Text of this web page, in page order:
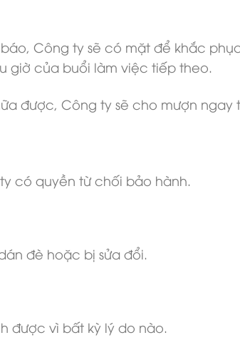
Công ty sẽ có mặt để khắc
giờ của buổi làm việc tiếp theo.
được, Công ty sẽ cho mượn ngay
có quyền từ chối bảo hành.
đè hoặc bị sửa đổi.
được vì bất kỳ lý do nào.